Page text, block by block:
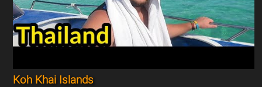
Koh Khai Islands